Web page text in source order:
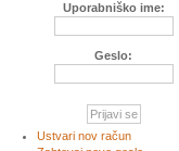
Uporabniško ime:
Geslo:
Ustvari nov račun